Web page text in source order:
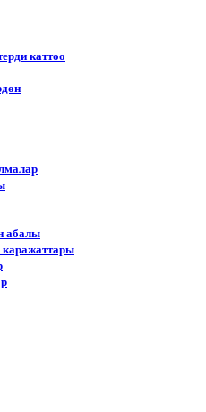
каттоо
абалы